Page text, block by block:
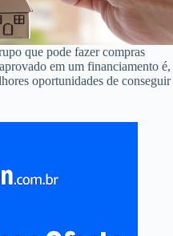
que pode fazer compras
em um financiamento é,
oportunidades de conseguir